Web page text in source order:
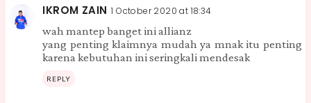
IKROM ZAIN 1 October 2020 at 18:34
wah mantep banget ini allianz
yang penting klaimnya mudah ya mnak itu penting
karena kebutuhan ini seringkali mendesak
REPLY